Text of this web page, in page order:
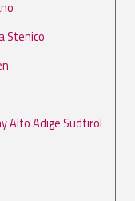
Stenico
Alto Adige Südtirol